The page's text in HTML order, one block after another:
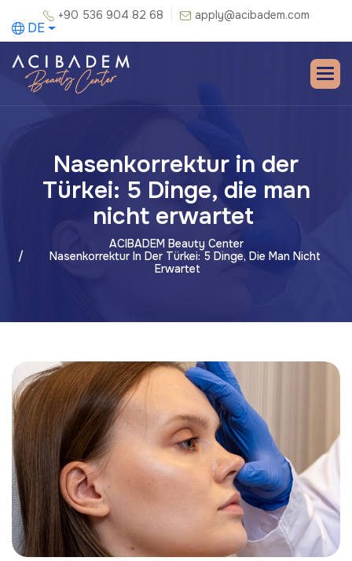
+90 536 904 82 68 apply@acibadem.com
DE
Nasenkorrektur in der
Türkei: 5 Dinge, die man
nicht erwartet
ACIBADEM Beauty Center
Nasenkorrektur In Der Türkei: 5 Dinge, Die Man Nicht
Erwartet